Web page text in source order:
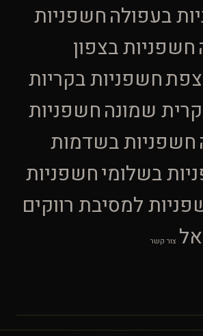
בעפולהחשפניות
חשפניות בצפון
חשפניות בקריות
שמונהחשפניות
חשפניות בשדמות
בשלומיחשפניות
למסיבת רווקים
צור קשר